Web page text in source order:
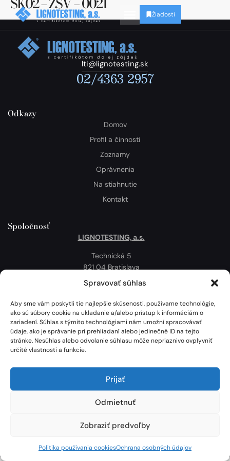
Spravovať súhlas
Aby sme vám poskytli tie najlepšie skúsenosti, používame technológie,
ako sú súbory cookie na ukladanie a/alebo prístup k informáciám o
zariadení. Súhlas s týmito technológiami nám umožní spracovávať
údaje, ako je správanie pri prehliadaní alebo jedinečné ID na tejto
stránke. Nesúhlas alebo odvolanie súhlasu môže nepriaznivo ovplyvniť
určité vlastnosti a funkcie.
Prijať
Odmietnuť
Zobraziť predvoľby
Politika používania cookiesOchrana osobných údajov
Žiadosti
lti@lignotesting.sk
02/4363 2957
Odkazy
Domov
Profil a činnosti
Zoznamy
Oprávnenia
Na stiahnutie
Kontakt
Spoločnosť
LIGNOTESTING, a.s.
Technická 5
821 04 Bratislava
Slovenská republika
Politika používania cookies
Mapa
Lignotesting, a. s. © 2024 | Všetky práva vyhradené. | Vytvoril: Marek Heinfarth.